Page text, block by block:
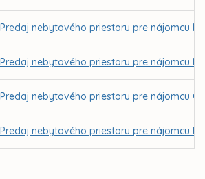
Predaj nebytového priestoru pre nájomcu
Predaj nebytového priestoru pre nájomcu
Predaj nebytového priestoru pre nájomcu
Predaj nebytového priestoru pre nájomcu